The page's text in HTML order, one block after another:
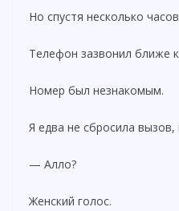
Но спустя несколько
Телефон зазвонил ближе
Номер был незнакомым.
Я едва не сбросила
— Алло?
Женский голос.